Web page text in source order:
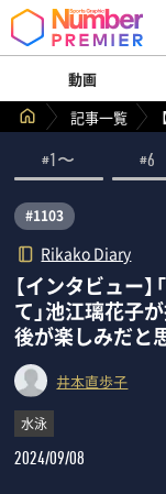
動画
記事一覧
#1〜 #6
#1103
Rikako Diary
【インタビュー
て」池江璃花子
後が楽しみだと
井本直歩子
水泳
2024/09/08